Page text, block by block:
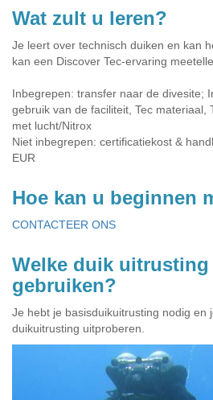
Wat zult u leren?
Je leert over technisch duiken en kan
kan een Discover Tec-ervaring
Inbegrepen: transfer naar de divesite;
gebruik van de faciliteit, Tec materiaal,
met lucht/Nitrox
Niet inbegrepen: certificatiekost &
EUR
Hoe kan u beginnen
CONTACTEER ONS
Welke duik uitrusting
gebruiken?
Je hebt je basisduikuitrusting nodig en
duikuitrusting uitproberen.